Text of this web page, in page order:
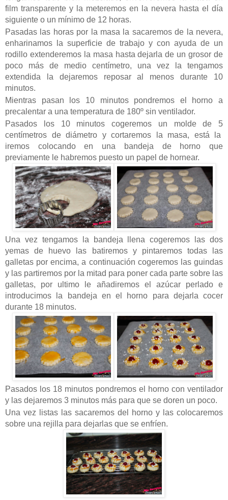
film transparente y la meteremos en la nevera hasta el día
siguiente o un mínimo de 12 horas.
Pasadas las horas por la masa la sacaremos de la nevera,
enharinamos la superficie de trabajo y con ayuda de un
rodillo extenderemos la masa hasta dejarla de un grosor de
poco más de medio centímetro, una vez la tengamos
extendida la dejaremos reposar al menos durante 10
minutos.
Mientras pasan los 10 minutos pondremos el horno a
precalentar a una temperatura de 180º sin ventilador.
Pasados los 10 minutos cogeremos un molde de 5
centímetros de diámetro y cortaremos la masa, está la
iremos colocando en una bandeja de horno que
previamente le habremos puesto un papel de hornear.
Una vez tengamos la bandeja llena cogeremos las dos
yemas de huevo las batiremos y pintaremos todas las
galletas por encima, a continuación cogeremos las guindas
y las partiremos por la mitad para poner cada parte sobre las
galletas, por ultimo le añadiremos el azúcar perlado e
introducimos la bandeja en el horno para dejarla cocer
durante 18 minutos.
Pasados los 18 minutos pondremos el horno con ventilador
y las dejaremos 3 minutos más para que se doren un poco.
Una vez listas las sacaremos del horno y las colocaremos
sobre una rejilla para dejarlas que se enfríen.